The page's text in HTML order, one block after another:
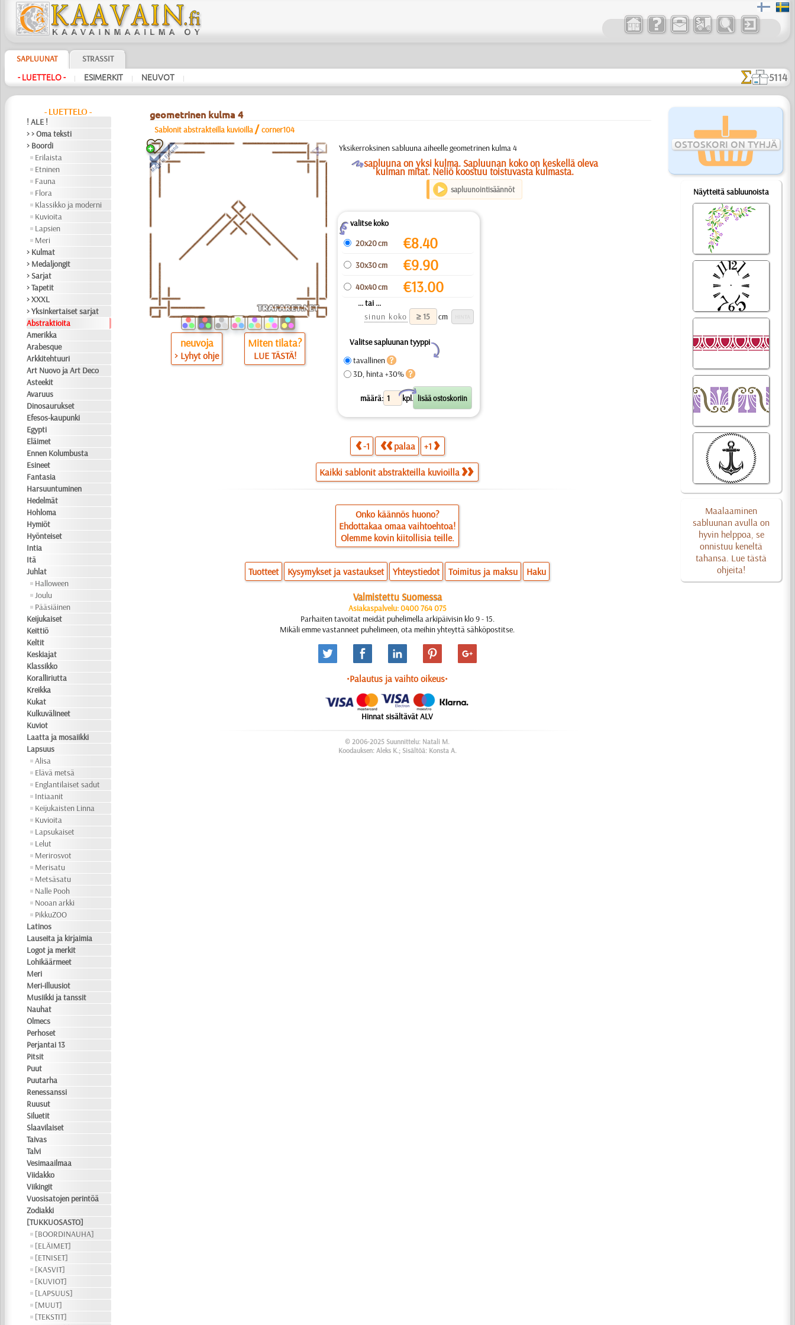
SAPLUUNAT STRASSIT
- LUETTELO - | ESIMERKIT | NEUVOT | 5114
- LUETTELO -
! ALE !
> > Oma teksti
> Boordi
Erilaista
Etninen
Fauna
Flora
Klassikko ja moderni
Kuvioita
Lapsien
Meri
> Kulmat
> Medaljongit
> Sarjat
> Tapetit
> XXXL
> Yksinkertaiset sarjat
Abstraktioita
Amerikka
Arabesque
Arkkitehtuuri
Art Nuovo ja Art Deco
Asteekit
Avaruus
Dinosaurukset
Efesos-kaupunki
Egypti
Eläimet
Ennen Kolumbusta
Esineet
Fantasia
Harsuuntuminen
Hedelmät
Hohloma
Hymiöt
Hyönteiset
Intia
Itä
Juhlat
Halloween
Joulu
Pääsiäinen
Keijukaiset
Keittiö
Keltit
Keskiajat
Klassikko
Koralliriutta
Kreikka
Kukat
Kulkuvälineet
Kuviot
Laatta ja mosaiikki
Lapsuus
Alisa
Elävä metsä
Englantilaiset sadut
Intiaanit
Keijukaisten Linna
Kuvioita
Lapsukaiset
Lelut
Merirosvot
Merisatu
Metsäsatu
Nalle Pooh
Nooan arkki
PikkuZOO
Latinos
Lauseita ja kirjaimia
Logot ja merkit
Lohikäärmeet
Meri
Meri-illuusiot
Musiikki ja tanssit
Nauhat
Olmecs
Perhoset
Perjantai 13
Pitsit
Puut
Puutarha
Renessanssi
Ruusut
Siluetit
Slaavilaiset
Taivas
Talvi
Vesimaailmaa
Viidakko
Viikingit
Vuosisatojen perintöä
Zodiakki
[TUKKUOSASTO]
[BOORDINAUHA]
[ELÄIMET]
[ETNISET]
[KASVIT]
[KUVIOT]
[LAPSUUS]
[MUUT]
[TEKSTIT]
OSTOSKORI ON TYHJÄ
Näytteitä sabluunoista
Maalaaminen
sabluunan avulla on
hyvin helppoa, se
onnistuu keneltä
tahansa. Lue tästä
ohjeita!
geometrinen kulma 4
Sablonit abstrakteilla kuvioilla /corner104
a
neuvoja
> Lyhyt ohje
Miten tilata?
LUE TÄSTÄ!
Yksikerroksinen sabluuna aiheelle geometrinen kulma 4
Osapluuna on yksi kulma. Sapluunan koko on keskellä oleva
kulman mitat. Neliö koostuu toistuvasta kulmasta.
sapluunointisäännöt
Zvalitse koko
20x20 cm
€8.40
30x30 cm €9.90
40x40 cm €13.00
... tai ...
sinun koko
cm
Valitse sapluunan tyyppi
Y
tavallinen
3D, hinta +30%
määrä: kpl.
X
-1 palaa +1
Kaikki sablonit abstrakteilla kuvioilla
Onko käännös huono?
Ehdottakaa omaa vaihtoehtoa!
Olemme kovin kiitollisia teille.
Tuotteet Kysymykset ja vastaukset Yhteystiedot Toimitus ja maksu Haku
Valmistettu Suomessa
Asiakaspalvelu: 0400 764 075
Parhaiten tavoitat meidät puhelimella arkipäivisin klo 9 - 15.
Mikäli emme vastanneet puhelimeen, ota meihin yhteyttä sähköpostitse.
•Palautus ja vaihto oikeus•
Hinnat sisältävät ALV
© 2006-2025 Suunnittelu: Natali M.
Koodauksen: Aleks K.; Sisältöä: Konsta A.